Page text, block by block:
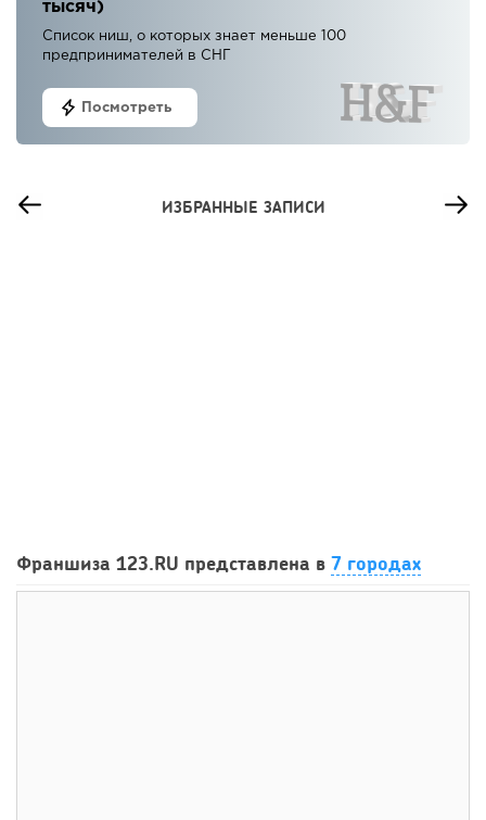
тысяч)
Список ниш, о которых знает меньше 100
предпринимателей в СНГ
Посмотреть
ИЗБРАННЫЕ ЗАПИСИ
2026 году:...
Франшиза 123.RU представлена в 7 городах